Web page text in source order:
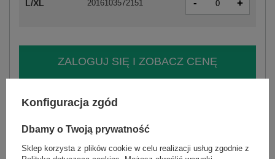
L/XL 2016103572151 - +
ZALOGUJ SIĘ I ZOBACZ CENĘ
Zadzwoń
+48 601 547 740
sposób prania : pranie w pralce w 30°C
Konfiguracja zgód
Dbamy o Twoją prywatność
Sklep korzysta z plików cookie w celu realizacji usług zgodnie z